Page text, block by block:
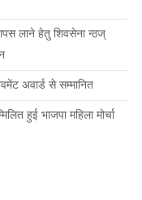
लाने हेतु शिवसेना न्ठज्
अवार्ड से सम्मानित
हुई भाजपा महिला मोर्चा